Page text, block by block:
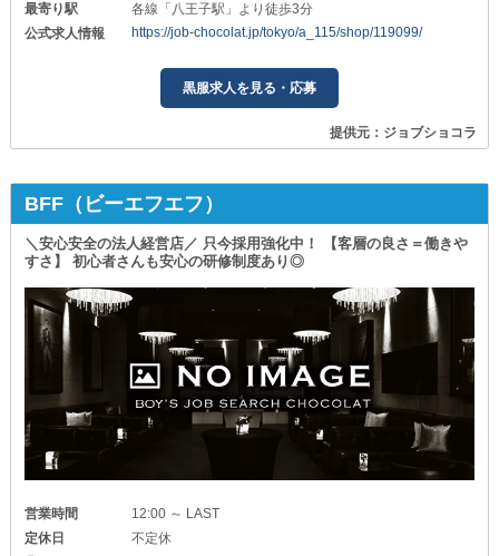
最寄り駅
各線「八王子駅」より徒歩3分
公式求人情報
https://job-chocolat.jp/tokyo/a_115/shop/119099/
黒服求人を見る・応募
提供元：ジョブショコラ
BFF（ビーエフエフ）
＼安心安全の法人経営店／ 只今採用強化中！ 【客層の良さ＝働きや
すさ】 初心者さんも安心の研修制度あり◎
営業時間
12:00 ～ LAST
定休日
不定休